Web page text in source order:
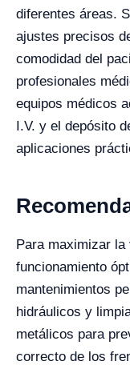
diferentes áreas.
ajustes precisos
comodidad del
profesionales
equipos médicos
I.V. y el depósito
aplicaciones
Para maximizar
funcionamiento
mantenimientos
hidráulicos y
metálicos para
correcto de los